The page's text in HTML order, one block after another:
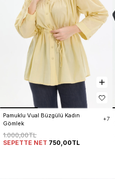
Pamuklu Vual Büzgülü Kadın
Gömlek
+7
1.000,00TL
SEPETTE NET 750,00TL